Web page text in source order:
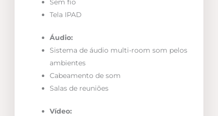
Sem fio
Tela IPAD
Áudio:
Sistema de áudio multi-room som pelos
ambientes
Cabeamento de som
Salas de reuniões
Vídeo: